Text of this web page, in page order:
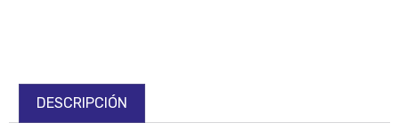
DESCRIPCIÓN